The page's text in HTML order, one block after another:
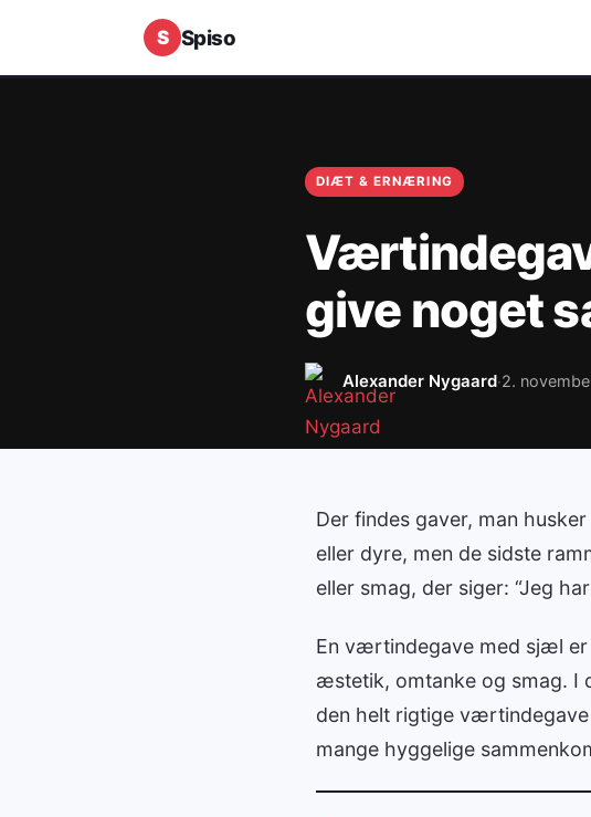
Spiso
DIÆT & ERNÆRING
give noget
Alexander Nygaard·2.
Der findes gaver, man
eller dyre, men de sidste
eller smag, der siger: “Jeg
En værtindegave med sjæl er
æstetik, omtanke og smag. I
den helt rigtige værtindegave
mange hyggelige